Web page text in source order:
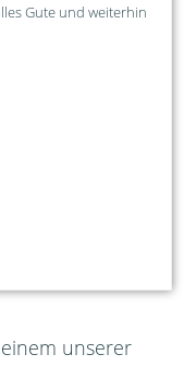
Gute und weiterhin
unserer